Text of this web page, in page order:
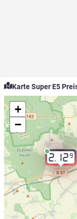
Karte Super E5
2.129
+
−